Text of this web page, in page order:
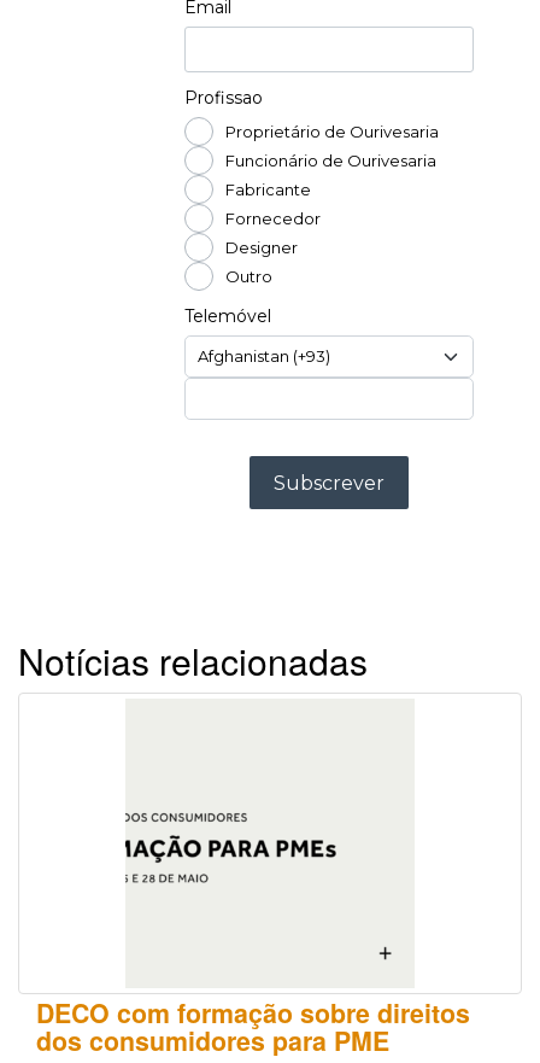
Notícias relacionadas
DECO com formação sobre direitos
dos consumidores para PME